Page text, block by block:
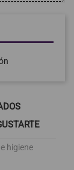
higiene